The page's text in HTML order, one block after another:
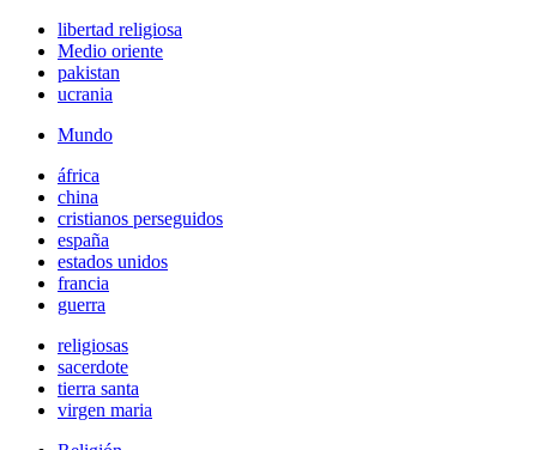
libertad religiosa
Medio oriente
pakistan
ucrania
Mundo
áfrica
china
cristianos perseguidos
españa
estados unidos
francia
guerra
religiosas
sacerdote
tierra santa
virgen maria